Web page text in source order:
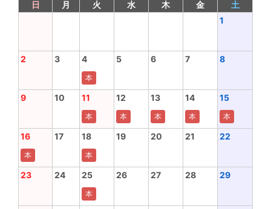
日 月 火 水 木 金
土
1
2 3 4
本
5 6 7 8
9 10 11
本
12
本
13
本
14
本
15
本
16
本
17 18
本
19 20 21 22
23 24 25
本
26 27 28 29